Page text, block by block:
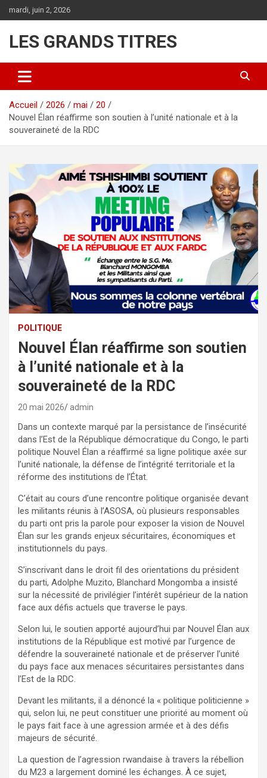
au
mardi, juin 2, 2026
LES GRANDS TITRES
Accueil 2026 mai
20
Nouvel Élan réaffirme son soutien à l’unité nationale et à la
souveraineté de la RDC
POLITIQUE
Nouvel Élan réaffirme son soutien
à l’unité nationale et à la
souveraineté de la RDC
20 mai 2026 admin
Dans un contexte marqué par la persistance de l’insécurité
dans l’Est de la République démocratique du Congo, le parti
politique Nouvel Élan a réaffirmé sa ligne politique axée sur
l’unité nationale, la défense de l’intégrité territoriale et la
réforme des institutions de l’État.
C’était au cours d’une rencontre politique organisée devant
les militants réunis à l’ASOSA, où plusieurs responsables
du parti ont pris la parole pour exposer la vision de Nouvel
Élan sur les grands enjeux sécuritaires, économiques et
institutionnels du pays.
S’inscrivant dans le droit fil des orientations du président
du parti, Adolphe Muzito, Blanchard Mongomba a insisté
sur la nécessité de privilégier l’intérêt supérieur de la nation
face aux défis actuels que traverse le pays.
Selon lui, le soutien apporté aujourd’hui par Nouvel Élan aux
institutions de la République est motivé par l’urgence de
défendre la souveraineté nationale et de préserver l’unité
du pays face aux menaces sécuritaires persistantes dans
l’Est de la RDC.
Devant les militants, il a dénoncé la « politique politicienne »
qui, selon lui, ne peut constituer une priorité au moment où
le pays fait face à une agression armée et à des défis
majeurs de sécurité.
La question de l’agression rwandaise à travers la rébellion
du M23 a largement dominé les échanges. À ce sujet,